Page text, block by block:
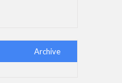
Archive